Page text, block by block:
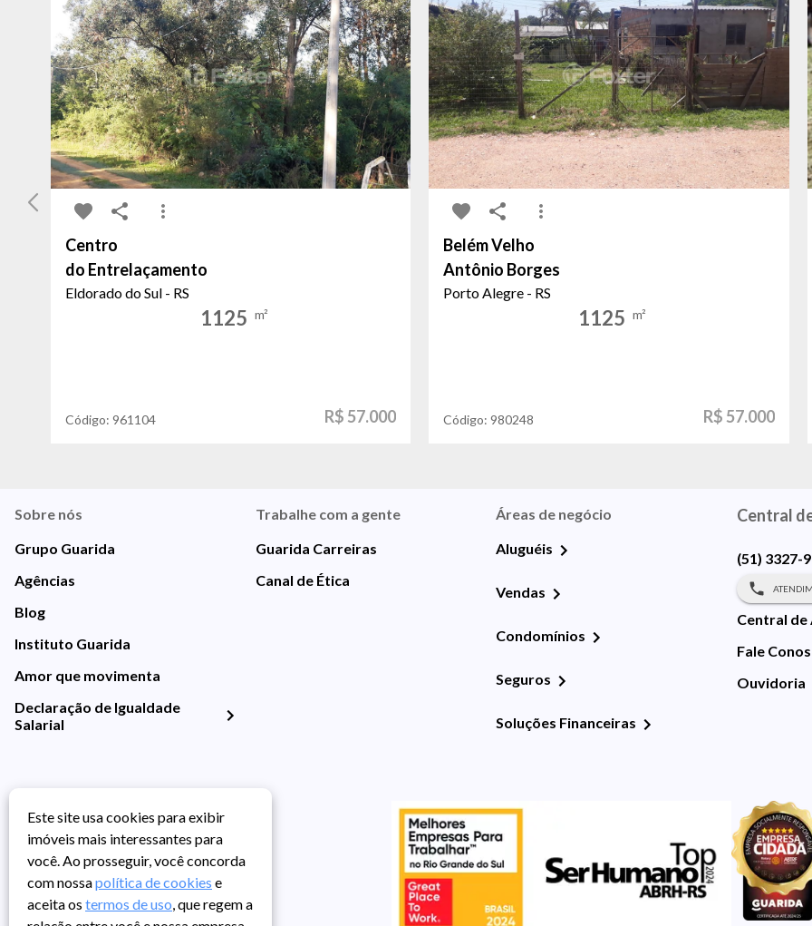
Centro
do Entrelaçamento
Eldorado do Sul - RS
1125 m²
Código: 961104 R$ 57.000
Belém Velho
Antônio Borges
Porto Alegre - RS
1125 m²
Código:980248 R$ 57.000
Sobre nós
Grupo Guarida
Agências
Blog
Instituto Guarida
Amor que movimenta
Declaração de Igualdade
Salarial
Trabalhe com a gente
Guarida Carreiras
Canal de Ética
Áreas de negócio
Aluguéis
Vendas
Condomínios
Seguros
Soluções Financeiras
Central
(51) 3327-
Central de
Fale
Ouvidoria
Este site usa cookies para exibir
imóveis mais interessantes para
você. Ao prosseguir, você concorda
com nossapolítica de cookies e
aceita os termos de uso, que regem a